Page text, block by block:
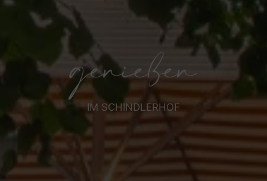
genießen
IM SCHINDLERHOF